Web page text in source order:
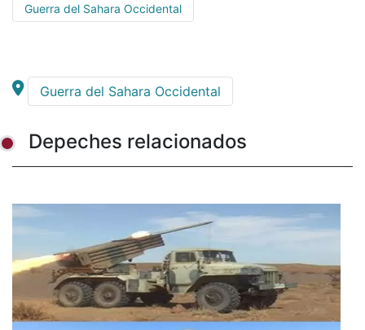
Guerra del Sahara Occidental
Guerra del Sahara Occidental
Depeches relacionados